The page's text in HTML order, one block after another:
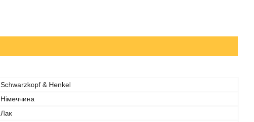
Schwarzkopf & Henkel
Німеччина
Лак